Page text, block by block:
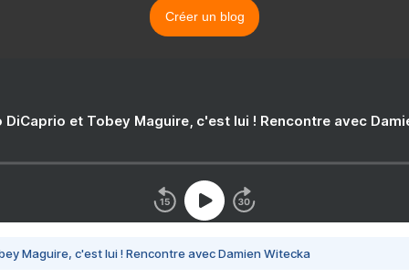
Créer un blog
DiCaprio et Tobey Maguire, c'est lui ! Rencontre avec
Maguire, c'est lui ! Rencontre avec Damien Witecka